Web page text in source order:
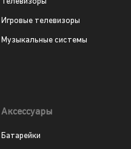
Игровые телевизоры
Музыкальные системы
Аксессуары
Батарейки